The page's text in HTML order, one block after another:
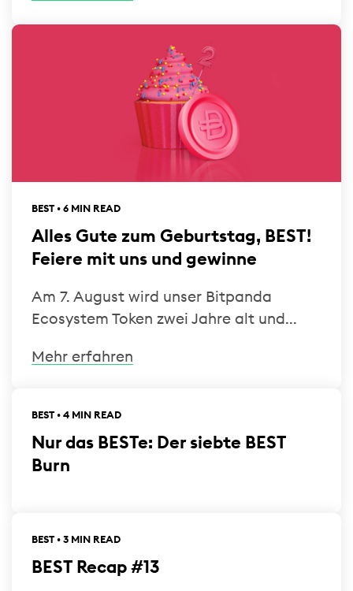
BEST • 6 MIN READ
Alles Gute zum Geburtstag, BEST!
Feiere mit uns und gewinne
Am 7. August wird unser Bitpanda
Ecosystem Token zwei Jahre alt und...
Mehr erfahren
BEST • 4 MIN READ
Nur das BESTe: Der siebte BEST
Burn
BEST • 3 MIN READ
BEST Recap #13